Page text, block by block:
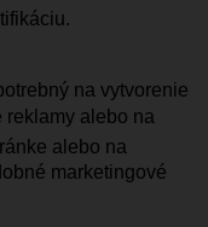
na vytvorenie
alebo na
alebo na
marketingové